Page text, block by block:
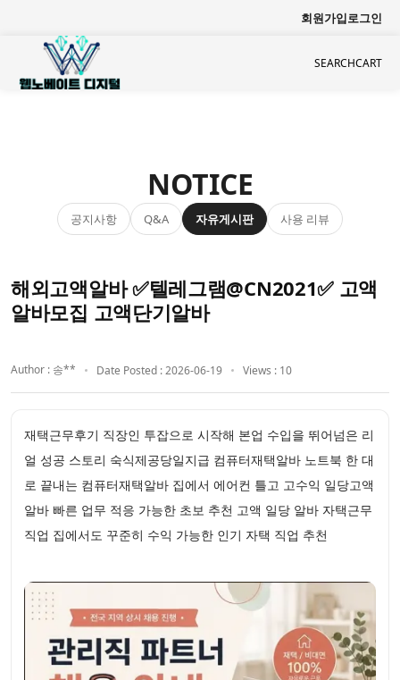
회원가입로그인
SEARCHCART
NOTICE
공지사항 Q&A 자유게시판 사용 리뷰
해외고액알바 ✅텔레그램@CN2021✅ 고액
알바모집 고액단기알바
Author : 송** Date Posted : 2026-06-19 Views : 10
재택근무후기 직장인 투잡으로 시작해 본업 수입을 뛰어넘은 리
얼 성공 스토리 숙식제공당일지급 컴퓨터재택알바 노트북 한 대
로 끝내는 컴퓨터재택알바 집에서 에어컨 틀고 고수익 일당고액
알바 빠른 업무 적응 가능한 초보 추천 고액 일당 알바 자택근무
직업 집에서도 꾸준히 수익 가능한 인기 자택 직업 추천